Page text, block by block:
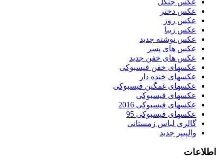
عکس جنگل
عکس دختر
عکس روز
عکس زیبا
عکس نوشته جدید
عکس های پسر
عکس های خفن جدید
عکسهای خفن فیسبوکی
عکسهای خنده دار
عکسهای غمگین فیسبوکی
عکسهای فیسبوکی
عکسهای فیسبوکی 2016
عکسهای فیسبوکی 95
گالری لباس زمستانی
والپیپر جدید
اطلاعات